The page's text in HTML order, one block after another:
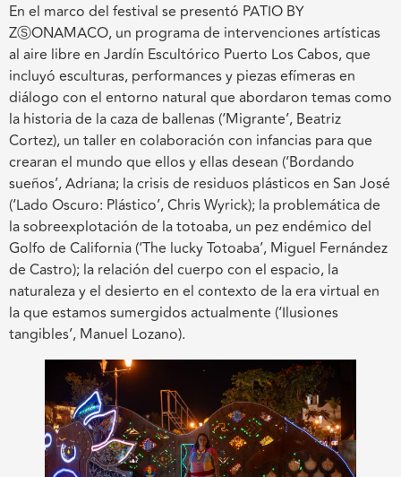
En el marco del festival se presentó PATIO BY
ZⓈONAMACO, un programa de intervenciones artísticas
al aire libre en Jardín Escultórico Puerto Los Cabos, que
incluyó esculturas, performances y piezas efímeras en
diálogo con el entorno natural que abordaron temas como
la historia de la caza de ballenas (‘Migrante’, Beatriz
Cortez), un taller en colaboración con infancias para que
crearan el mundo que ellos y ellas desean (‘Bordando
sueños’, Adriana; la crisis de residuos plásticos en San José
(‘Lado Oscuro: Plástico’, Chris Wyrick); la problemática de
la sobreexplotación de la totoaba, un pez endémico del
Golfo de California (‘The lucky Totoaba’, Miguel Fernández
de Castro); la relación del cuerpo con el espacio, la
naturaleza y el desierto en el contexto de la era virtual en
la que estamos sumergidos actualmente (‘Ilusiones
tangibles’, Manuel Lozano).